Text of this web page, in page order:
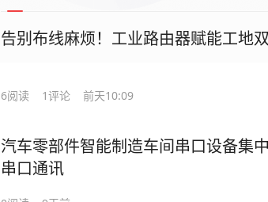
告别布线麻烦！工业路由器赋能工地
6阅读 1评论 前天10:09
汽车零部件智能制造车间串口设备集
串口通讯